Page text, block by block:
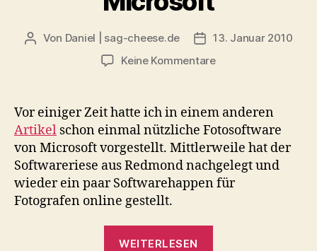
Beitragsautor
Von Daniel | sag-cheese.de Beitragsdatum
13. Januar 2010
Keine Kommentarezu
Microsoft
Vor einiger Zeit hatte ich in einem anderen
Artikel schon einmal nützliche Fotosoftware
von Microsoft vorgestellt. Mittlerweile hat der
Softwareriese aus Redmond nachgelegt und
wieder ein paar Softwarehappen für
Fotografen online gestellt.
WEITERLESEN